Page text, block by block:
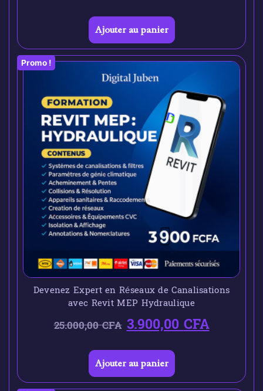
Ajouter au panier
Promo !
Devenez Expert en Réseaux de Canalisations
avec Revit MEP Hydraulique
25.000,00CFA 3.900,00CFA
Ajouter au panier